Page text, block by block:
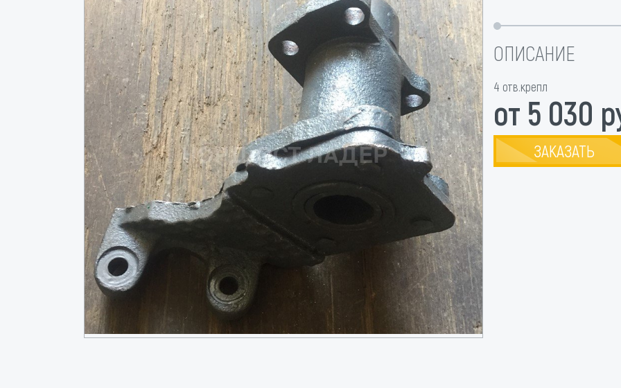
ОПИСАНИЕ
4 отв.крепл
от 5 030
ЗАКАЗАТЬ